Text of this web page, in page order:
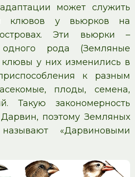
может служить
клювов у вьюрков на
островах. Эти вьюрки –
одного рода (Земляные
у них изменились в
к разным
плоды, семена,
Такую закономерность
поэтому Земляных
«Дарвиновыми